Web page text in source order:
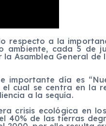
respecto a la
ambiente, cada 5 de
Asamblea General de
importante día es
el cual se centra en la
a la sequía.
crisis ecológica en
40% de las tierras